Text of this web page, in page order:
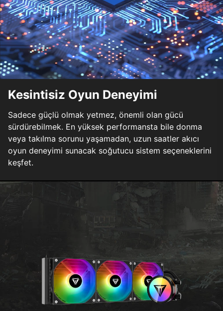
Kesintisiz Oyun Deneyimi
Sadece güçlü olmak yetmez, önemli olan gücü
sürdürebilmek. En yüksek performansta bile donma
veya takılma sorunu yaşamadan, uzun saatler akıcı
oyun deneyimi sunacak soğutucu sistem seçeneklerini
keşfet.